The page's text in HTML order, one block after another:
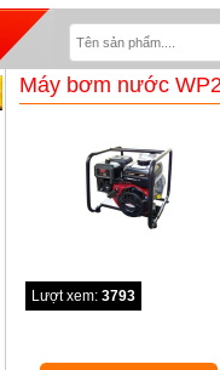
Máy bơm nước
Lượt xem: 3793